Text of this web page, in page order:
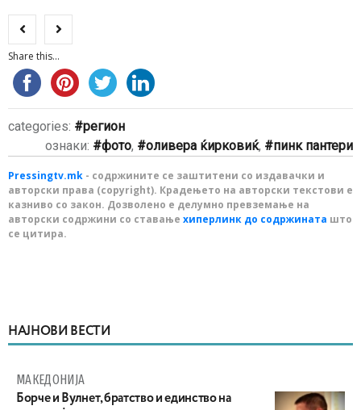
Share this...
categories:
регион
ознаки:
фото, оливера ќирковиќ, пинк пантери
Pressingtv.mk - содржините се заштитени со издавачки и
авторски права (copyright). Крадењето на авторски текстови е
казниво со закон. Дозволено е делумно превземање на
авторски содржини со ставање хиперлинк до содржината што
се цитира.
НАЈНОВИ ВЕСТИ
МАКЕДОНИЈА
Борче и Вулнет, братство и единство на